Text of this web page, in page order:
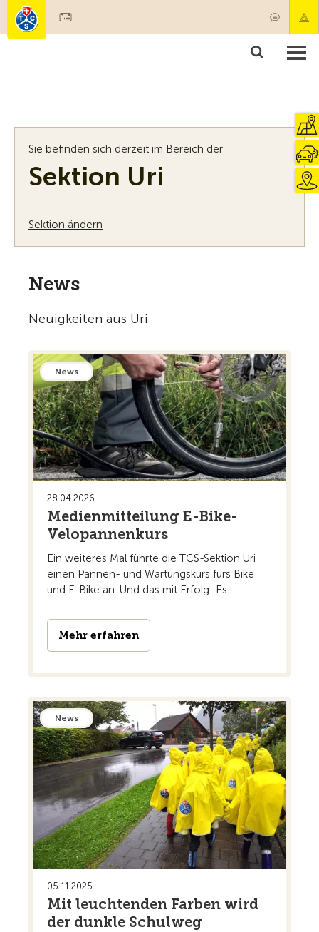
Mitgliedschaft & Leistungen
Sie befinden sich derzeit im Bereich der
Sektion Uri
Sektion ändern
News
Neuigkeiten aus Uri
News
28.04.2026
Medienmitteilung E-Bike-
Velopannenkurs
Ein weiteres Mal führte die TCS-Sektion Uri
einen Pannen- und Wartungskurs fürs Bike
und E-Bike an. Und das mit Erfolg: Es ...
Mehr erfahren
News
05.11.2025
Mit leuchtenden Farben wird
der dunkle Schulweg